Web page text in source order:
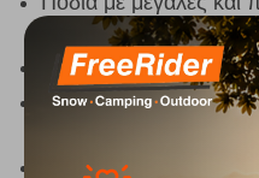
ενισχυμένη
Ανθεκτική επιφάνεια
Ιδανικό για
Ανθεκτικό στο νερό: